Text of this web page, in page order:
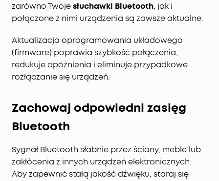
zarówno Twojesłuchawki Bluetooth, jak i
połączone z nimi urządzenia są zawsze aktualne.
Aktualizacja oprogramowania układowego
(firmware) poprawia szybkość połączenia,
redukuje opóźnienia i eliminuje przypadkowe
rozłączanie się urządzeń.
Zachowaj odpowiedni zasięg
Bluetooth
Sygnał Bluetooth słabnie przez ściany, meble lub
zakłócenia z innych urządzeń elektronicznych.
Aby zapewnić stałą jakość dźwięku, staraj się